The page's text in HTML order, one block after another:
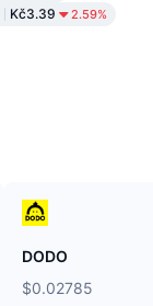
Kč3.39 2.59%
DODO
$0.02785